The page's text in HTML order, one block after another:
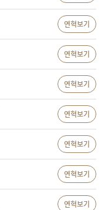
연혁보기
연혁보기
연혁보기
연혁보기
연혁보기
연혁보기
연혁보기